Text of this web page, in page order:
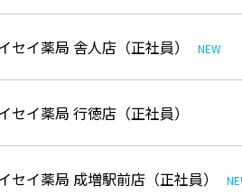
セイ薬局 舎人店（正社員） NEW
セイ薬局 行徳店（正社員）
セイ薬局 成増駅前店（正社員）